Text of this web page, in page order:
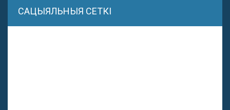
САЦЫЯЛЬНЫЯ СЕТКІ